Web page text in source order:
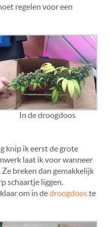
regelen voor een
In de droogdoos
knip ik eerst de grote
laat ik voor wanneer
breken dan gemakkelijk
schaartje liggen.
om in dedroogdooste